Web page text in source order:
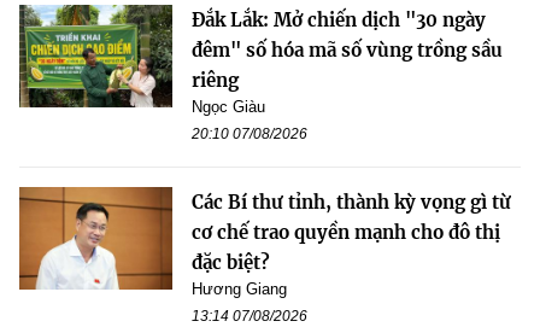
Đắk Lắk: Mở chiến dịch "30 ngày
đêm" số hóa mã số vùng trồng sầu
riêng
Ngọc Giàu
20:10 07/08/2026
Các Bí thư tỉnh, thành kỳ vọng gì từ
cơ chế trao quyền mạnh cho đô thị
đặc biệt?
Hương Giang
13:14 07/08/2026